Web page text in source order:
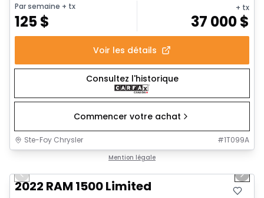
Par semaine + tx
125$
+ tx
37 000$
Voir les détails
Consultez l'historique
Commencer votre achat
Ste-Foy Chrysler #1T099A
Mention légale
Previous slide Next
2022 RAM 1500 Limited